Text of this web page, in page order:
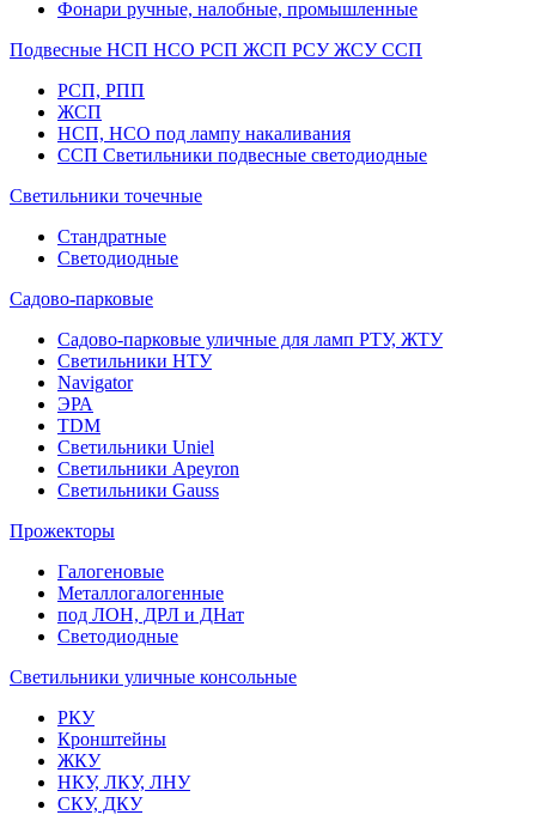
Фонари ручные, налобные, промышленные
Подвесные НСП НСО РСП ЖСП РСУ ЖСУ ССП
РСП, РПП
ЖСП
НСП, НСО под лампу накаливания
ССП Светильники подвесные светодиодные
Светильники точечные
Стандратные
Светодиодные
Садово-парковые
Садово-парковые уличные для ламп РТУ, ЖТУ
Светильники НТУ
Navigator
ЭРА
TDM
Светильники Uniel
Светильники Apeyron
Светильники Gauss
Прожекторы
Галогеновые
Металлогалогенные
под ЛОН, ДРЛ и ДНат
Светодиодные
Светильники уличные консольные
РКУ
Кронштейны
ЖКУ
НКУ, ЛКУ, ЛНУ
СКУ, ДКУ